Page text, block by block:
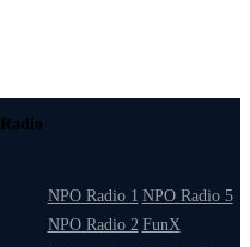
Radio
NPO Radio 1
NPO Radio 2
NPO Radio 5
FunX